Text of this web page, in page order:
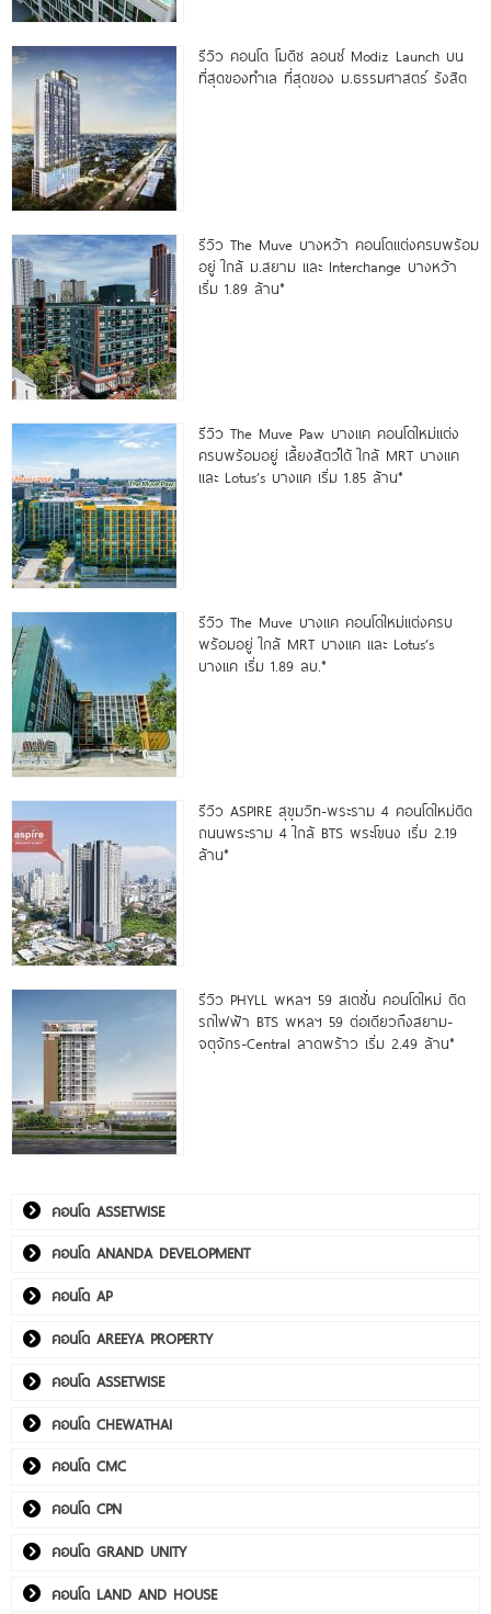
รีวิว คอนโด โมดิซ ลอนซ์ Modiz Launch บน
ที่สุดของทำเล ที่สุดของ ม.ธรรมศาสตร์ รังสิต
รีวิว The Muve บางหว้า คอนโดแต่งครบพร้อม
อยู่ ใกล้ ม.สยาม และ Interchange บางหว้า
เริ่ม 1.89 ล้าน*
รีวิว The Muve Paw บางแค คอนโดใหม่แต่ง
ครบพร้อมอยู่ เลี้ยงสัตว์ได้ ใกล้ MRT บางแค
และ Lotus’s บางแค เริ่ม 1.85 ล้าน*
รีวิว The Muve บางแค คอนโดใหม่แต่งครบ
พร้อมอยู่ ใกล้ MRT บางแค และ Lotus’s
บางแค เริ่ม 1.89 ลบ.*
รีวิว ASPIRE สุขุมวิท-พระราม 4 คอนโดใหม่ติด
ถนนพระราม 4 ใกล้ BTS พระโขนง เริ่ม 2.19
ล้าน*
รีวิว PHYLL พหลฯ 59 สเตชั่น คอนโดใหม่ ติด
รถไฟฟ้า BTS พหลฯ 59 ต่อเดียวถึงสยาม-
จตุจักร-Central ลาดพร้าว เริ่ม 2.49 ล้าน*
คอนโด ASSETWISE
คอนโด ANANDA DEVELOPMENT
คอนโด AP
คอนโด AREEYA PROPERTY
คอนโด ASSETWISE
คอนโด CHEWATHAI
คอนโด CMC
คอนโด CPN
คอนโด GRAND UNITY
คอนโด LAND AND HOUSE